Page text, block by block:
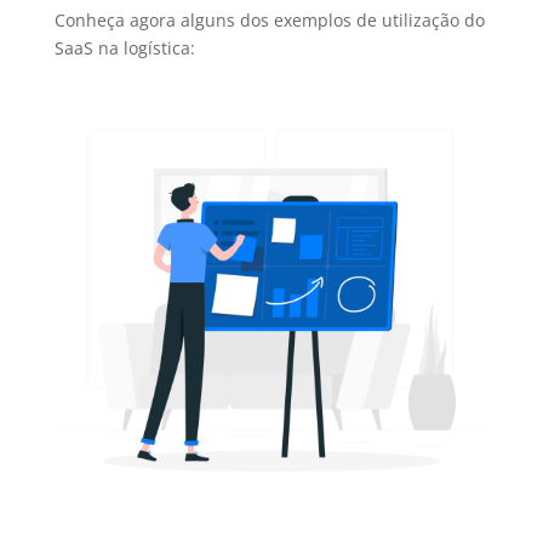
Conheça agora alguns dos exemplos de utilização do
SaaS na logística: